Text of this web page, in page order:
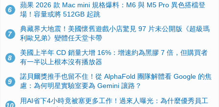
6
蘋果 2026 款 Mac mini 規格爆料：M6 與 M5 Pro 異色搭檔登
場！容量或將 512GB 起跳
7
典藏界大地震！美國懷舊遊戲小店驚見 97 片未公開版《超級瑪
利歐兄弟》變體任天堂卡帶
8
美國上半年 CD 銷量大增 16%：增速約為黑膠 7 倍，但購買者
有一半以上根本沒有播放器
9
諾貝爾獎推手也留不住！從 AlphaFold 團隊解體看 Google 的焦
慮：為何明星實驗室要為 Gemini 讓路？
用AI省下4小時竟被塞更多工作！過來人曝光：為什麼優秀員工